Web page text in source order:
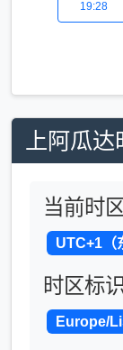
19:28
上阿瓜
当前时
UTC+1（
时区标
Europe/